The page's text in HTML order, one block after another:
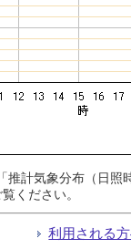
計気象分布（日
ください。
利用される